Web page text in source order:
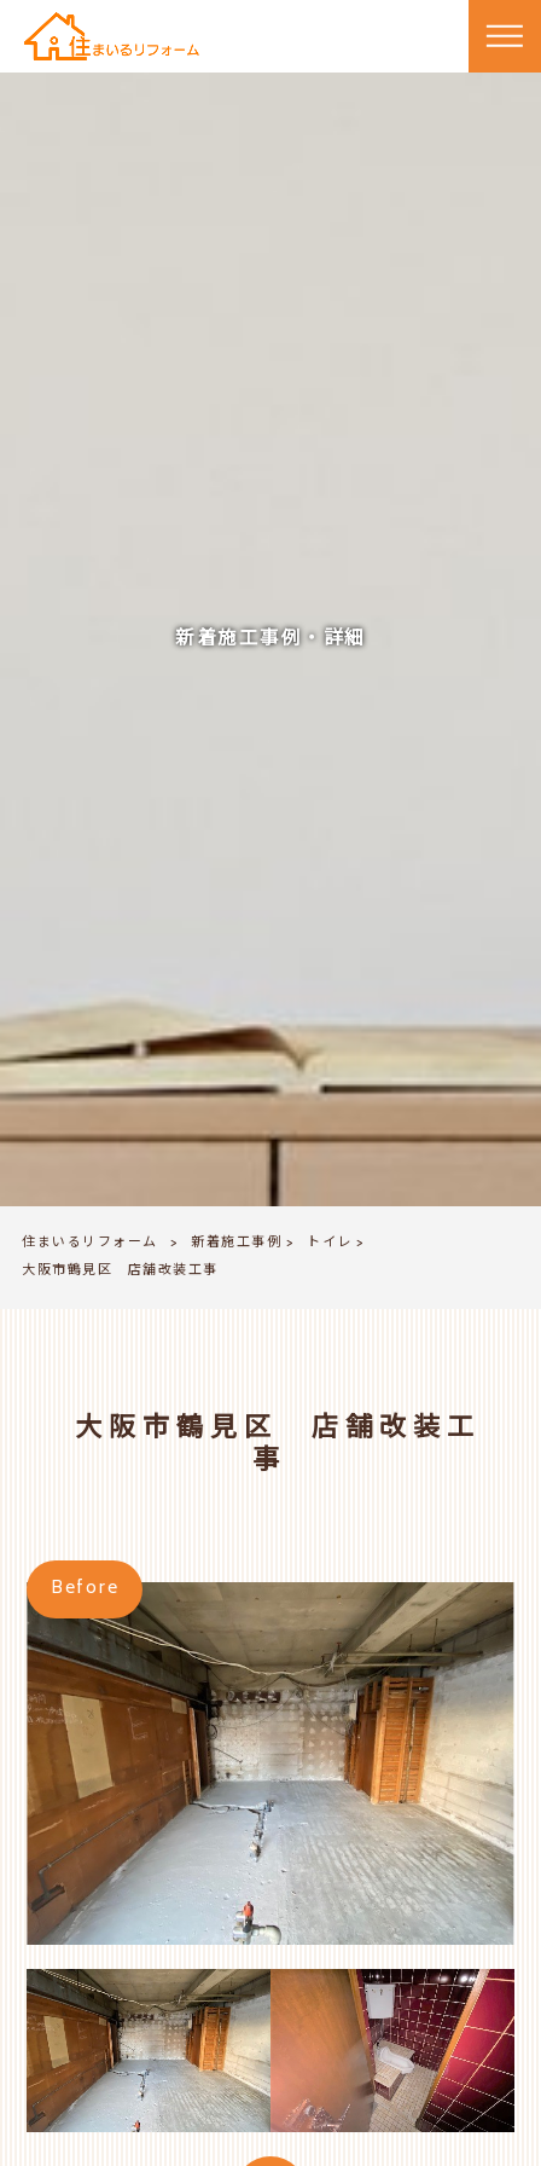
新着施工事例・詳細
住まいるリフォーム > 新着施工事例 > トイレ >
大阪市鶴見区 店舗改装工事
大阪市鶴見区 店舗改装工
事
Before